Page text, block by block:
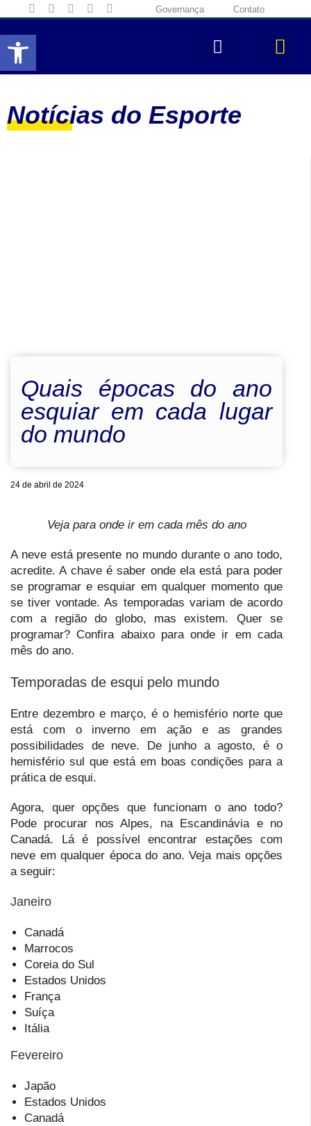
Abrir a barra de ferramentas
Governança Contato
Notícias do Esporte
Quais épocas do ano
esquiar em cada lugar
do mundo
24 de abril de 2024
Veja para onde ir em cada mês do ano
A neve está presente no mundo durante o ano todo,
acredite. A chave é saber onde ela está para poder
se programar e esquiar em qualquer momento que
se tiver vontade. As temporadas variam de acordo
com a região do globo, mas existem. Quer se
programar? Confira abaixo para onde ir em cada
mês do ano.
Temporadas de esqui pelo mundo
Entre dezembro e março, é o hemisfério norte que
está com o inverno em ação e as grandes
possibilidades de neve. De junho a agosto, é o
hemisfério sul que está em boas condições para a
prática de esqui.
Agora, quer opções que funcionam o ano todo?
Pode procurar nos Alpes, na Escandinávia e no
Canadá. Lá é possível encontrar estações com
neve em qualquer época do ano. Veja mais opções
a seguir:
Janeiro
Canadá
Marrocos
Coreia do Sul
Estados Unidos
França
Suíça
Itália
Fevereiro
Japão
Estados Unidos
Canadá